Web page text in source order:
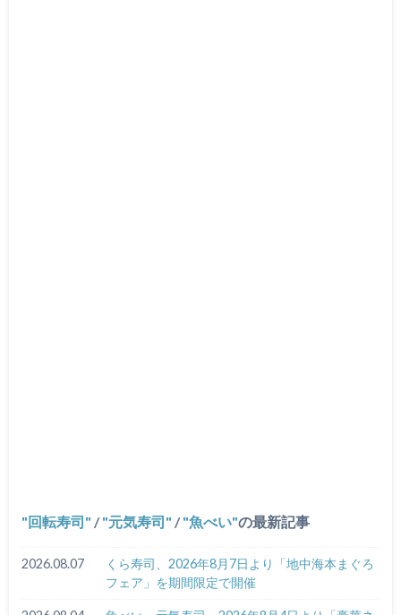
回転寿司 / 元気寿司 / 魚べい の最新記事
2026.08.07
くら寿司、2026年8月7日より「地中海本まぐろ
フェア」を期間限定で開催